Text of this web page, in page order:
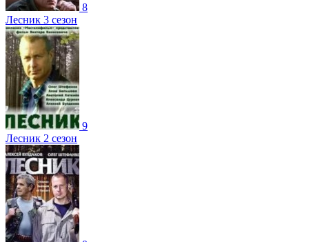
8
Лесник 3 сезон
9
Лесник 2 сезон